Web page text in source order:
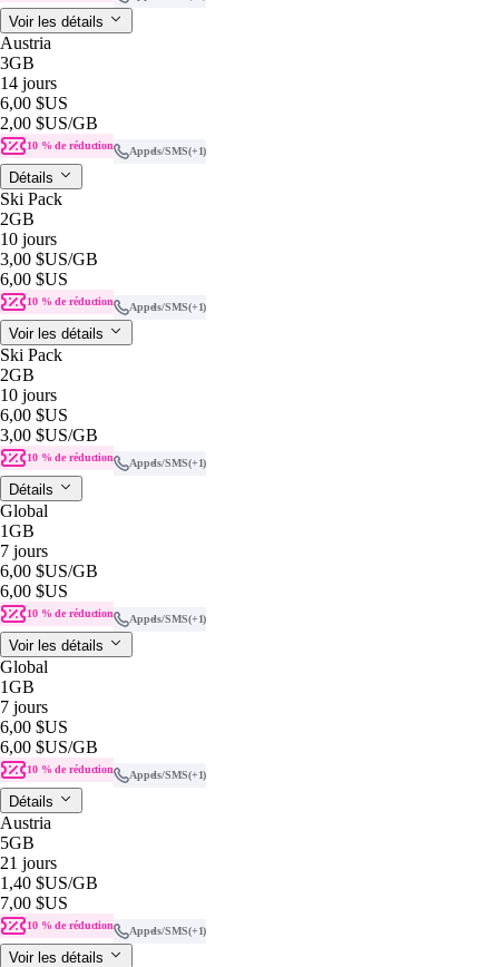
Voir les détails
Austria
3GB
14 jours
6,00 $US
2,00 $US/GB
10 % de réduction Appels/SMS(+1)
Détails
Ski Pack
2GB
10 jours
3,00 $US/GB
6,00 $US
10 % de réduction Appels/SMS(+1)
Voir les détails
Ski Pack
2GB
10 jours
6,00 $US
3,00 $US/GB
10 % de réduction Appels/SMS(+1)
Détails
Global
1GB
7 jours
6,00 $US/GB
6,00 $US
10 % de réduction Appels/SMS(+1)
Voir les détails
Global
1GB
7 jours
6,00 $US
6,00 $US/GB
10 % de réduction Appels/SMS(+1)
Détails
Austria
5GB
21 jours
1,40 $US/GB
7,00 $US
10 % de réduction Appels/SMS(+1)
Voir les détails